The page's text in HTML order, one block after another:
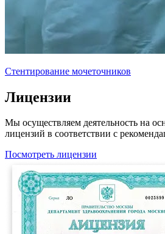
Стентирование мочеточников
Лицензии
Мы осуществляем деятельность на
лицензий в соответствии с
Посмотреть лицензии